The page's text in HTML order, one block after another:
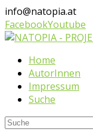
info@natopia.at
FacebookYoutube
Home
AutorInnen
Impressum
Suche